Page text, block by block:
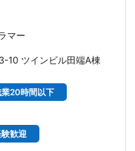
マー
10 ツインビル田端A棟
20時間以下
歓迎